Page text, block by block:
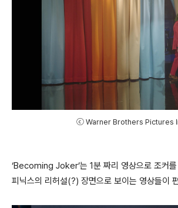
ⓒ Warner Brothers Pictures
‘Becoming Joker’는 1분 짜리 영상으로 조커
피닉스의 리허설(?) 장면으로 보이는 영상들이